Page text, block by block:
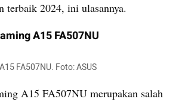
terbaik 2024, ini ulasannya.
A15 FA507NU
FA507NU. Foto: ASUS
A15 FA507NU merupakan salah